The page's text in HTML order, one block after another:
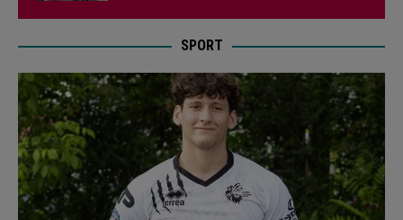
SPORT